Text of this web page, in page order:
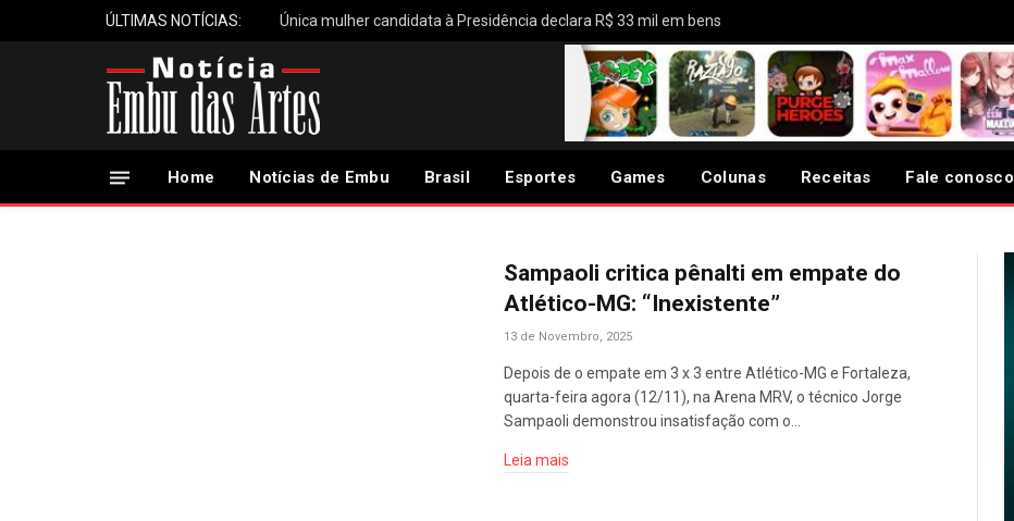
ÚLTIMAS NOTÍCIAS: Única mulher candidata à Presidência declara R$ 33 mil em bens
Home Notícias de Embu Brasil Esportes Games Colunas Receitas Fale conosco
Sampaoli critica pênalti em empate do
Atlético-MG: “Inexistente”
13 de Novembro, 2025
Depois de o empate em 3 x 3 entre Atlético-MG e Fortaleza,
quarta-feira agora (12/11), na Arena MRV, o técnico Jorge
Sampaoli demonstrou insatisfação com o…
Leia mais